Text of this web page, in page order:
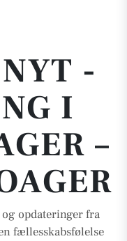
-
I
–
opdateringer fra
fællesskabsfølelse